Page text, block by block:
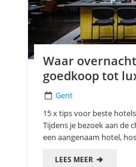
Waar
goedkoop tot
Gent
15 x tips voor beste
Tijdens je bezoek aan de
een aangenaam hotel,
LEES MEER